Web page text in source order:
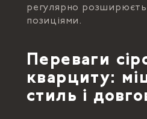
регулярно
позиціями.
Переваги
кварциту:
стиль і